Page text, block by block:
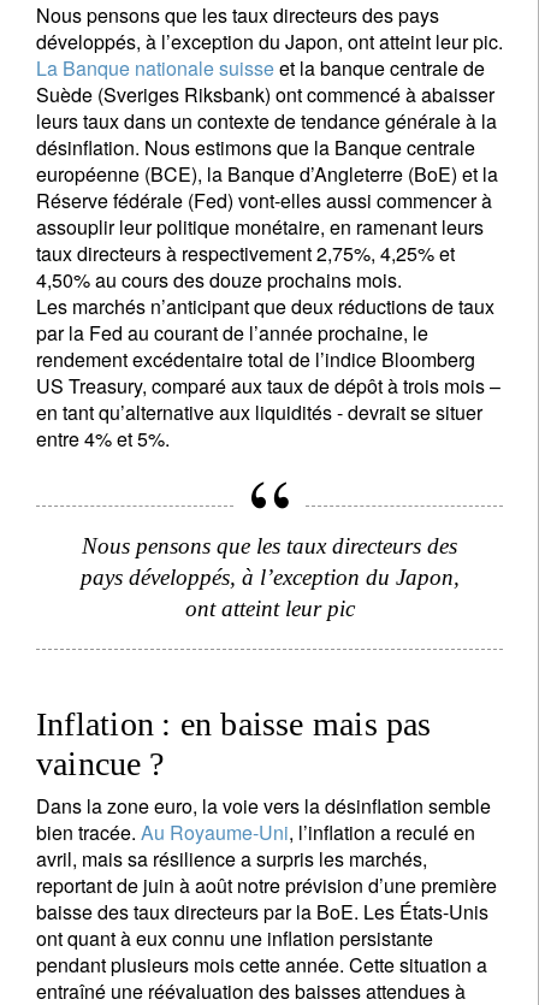
Nous pensons que les taux directeurs des pays
développés, à l’exception du Japon, ont atteint leur pic.
La Banque nationale suisseet la banque centrale de
Suède (Sveriges Riksbank) ont commencé à abaisser
leurs taux dans un contexte de tendance générale à la
désinflation. Nous estimons que la Banque centrale
européenne (BCE), la Banque d’Angleterre (BoE) et la
Réserve fédérale (Fed) vont-elles aussi commencer à
assouplir leur politique monétaire, en ramenant leurs
taux directeurs à respectivement 2,75%, 4,25% et
4,50% au cours des douze prochains mois.
Les marchés n’anticipant que deux réductions de taux
par la Fed au courant de l’année prochaine, le
rendement excédentaire total de l’indice Bloomberg
US Treasury, comparé aux taux de dépôt à trois mois –
en tant qu’alternative aux liquidités - devrait se situer
entre 4% et 5%.
Nous pensons que les taux directeurs des
pays développés, à l’exception du Japon,
ont atteint leur pic
Inflation : en baisse mais pas
vaincue ?
Dans la zone euro, la voie vers la désinflation semble
bien tracée. Au Royaume-Uni, l’inflation a reculé en
avril, mais sa résilience a surpris les marchés,
reportant de juin à août notre prévision d’une première
baisse des taux directeurs par la BoE. Les États-Unis
ont quant à eux connu une inflation persistante
pendant plusieurs mois cette année. Cette situation a
entraîné une réévaluation des baisses attendues à